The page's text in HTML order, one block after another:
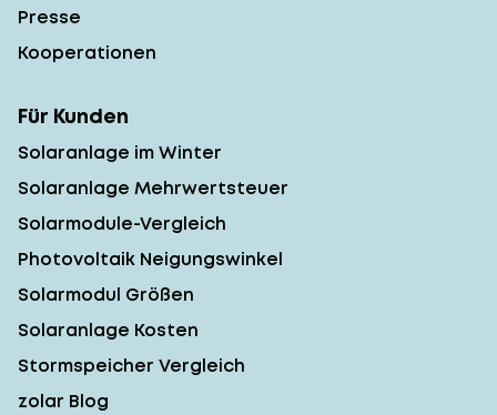
Presse
Kooperationen
Für Kunden
Solaranlage im Winter
Solaranlage Mehrwertsteuer
Solarmodule-Vergleich
Photovoltaik Neigungswinkel
Solarmodul Größen
Solaranlage Kosten
Stormspeicher Vergleich
zolar Blog